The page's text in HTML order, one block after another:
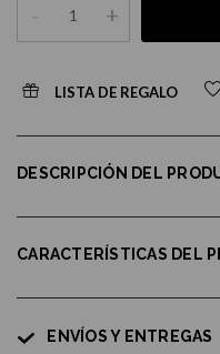
- +
LISTA DE REGALO
DESCRIPCIÓN DEL
CARACTERÍSTICAS DEL
ENVÍOS Y ENTREGAS